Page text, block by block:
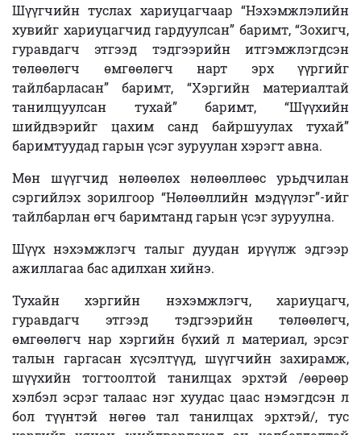
Шүүгчийн туслах хариуцагчаар “Нэхэмжлэлийн
хувийг хариуцагчид гардуулсан” баримт, “Зохигч,
гуравдагч этгээд тэдгээрийн итгэмжлэгдсэн
төлөөлөгч өмгөөлөгч нарт эрх үүргийг
тайлбарласан” баримт, “Хэргийн материалтай
танилцуулсан тухай” баримт, “Шүүхийн
шийдвэрийг цахим санд байршуулах тухай”
баримтуудад гарын үсэг зуруулан хэрэгт авна.
Мөн шүүгчид нөлөөлөх нөлөөллөөс урьдчилан
сэргийлэх зорилгоор “Нөлөөллийн мэдүүлэг”-ийг
тайлбарлан өгч баримтанд гарын үсэг зуруулна.
Шүүх нэхэмжлэгч талыг дуудан ирүүлж эдгээр
ажиллагаа бас адилхан хийнэ.
Тухайн хэргийн нэхэмжлэгч, хариуцагч,
гуравдагч этгээд тэдгээрийн төлөөлөгч,
өмгөөлөгч нар хэргийн бүхий л материал, эрсэг
талын гаргасан хүсэлтүүд, шүүгчийн захирамж,
шүүхийн тогтоолтой танилцах эрхтэй /өөрөөр
хэлбэл эсрэг талаас нэг хуудас цаас нэмэгдсэн л
бол түүнтэй нөгөө тал танилцах эрхтэй/, тус